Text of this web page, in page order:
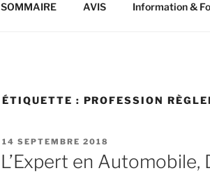
SOMMAIRE AVIS Information &
ÉTIQUETTE : PROFESSION
PUBLIÉ
LE
14 SEPTEMBRE 2018
L’Expert en